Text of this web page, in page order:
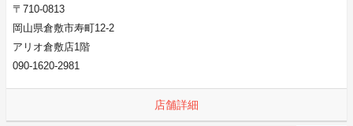
〒710-0813
岡山県倉敷市寿町12-2
アリオ倉敷店1階
090-1620-2981
店舗詳細